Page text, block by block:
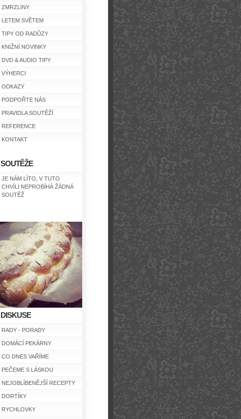
ZMRZLINY
LETEM SVĚTEM
TIPY OD RADŮZY
KNIŽNÍ NOVINKY
DVD & AUDIO TIPY
VÝHERCI
ODKAZY
PODPOŘTE NÁS
PRAVIDLA SOUTĚŽÍ
REFERENCE
KONTAKT
SOUTĚŽE
JE NÁM LÍTO, V TUTO
CHVÍLI NEPROBÍHÁ ŽÁDNÁ
SOUTĚŽ
DISKUSE
RADY - PORADY
DOMÁCÍ PEKÁRNY
CO DNES VAŘÍME
PEČEME S LÁSKOU
NEJOBLÍBENĚJŠÍ RECEPTY
DORTÍKY
RYCHLOVKY